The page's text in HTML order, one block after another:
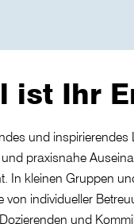
ist Ihr
und
praxisnahe
In kleinen Gruppen
von individueller
und